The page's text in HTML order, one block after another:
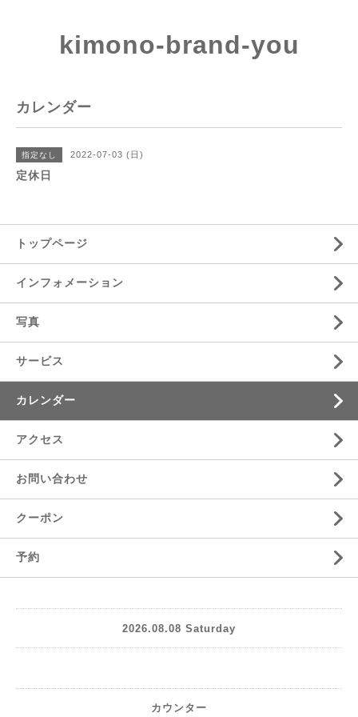
kimono-brand-you
カレンダー
指定なし 2022-07-03 (日)
定休日
トップページ
インフォメーション
写真
サービス
カレンダー
アクセス
お問い合わせ
クーポン
予約
2026.08.08 Saturday
カウンター